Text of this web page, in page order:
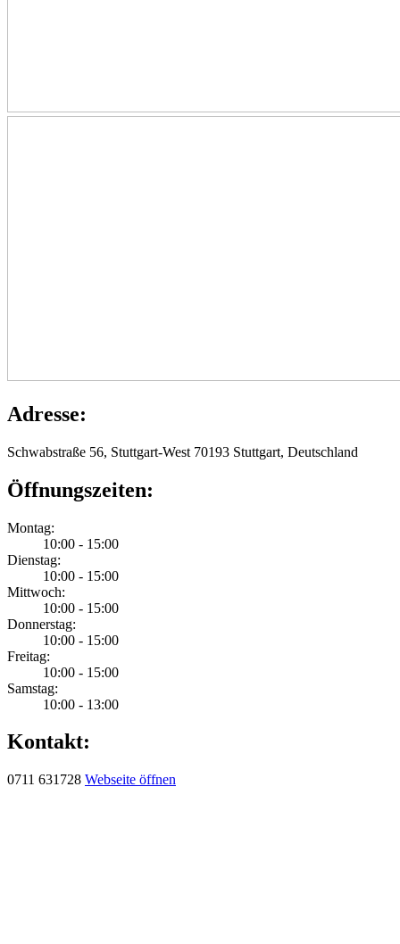
Adresse:
Schwabstraße 56, Stuttgart-West 70193 Stuttgart, Deutschland
Öffnungszeiten:
Montag:
10:00 - 15:00
Dienstag:
10:00 - 15:00
Mittwoch:
10:00 - 15:00
Donnerstag:
10:00 - 15:00
Freitag:
10:00 - 15:00
Samstag:
10:00 - 13:00
Kontakt:
0711 631728 Webseite öffnen